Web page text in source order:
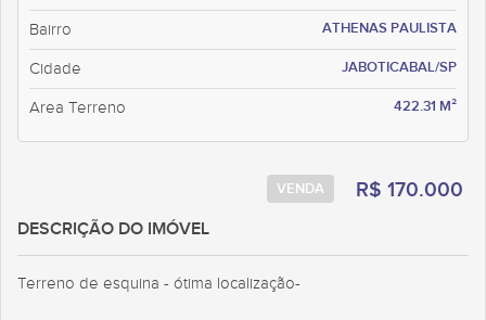
Bairro ATHENAS PAULISTA
Cidade JABOTICABAL/SP
Area Terreno 422.31 M²
R$ 170.000
VENDA
DESCRIÇÃO DO IMÓVEL
Terreno de esquina - ótima localização-